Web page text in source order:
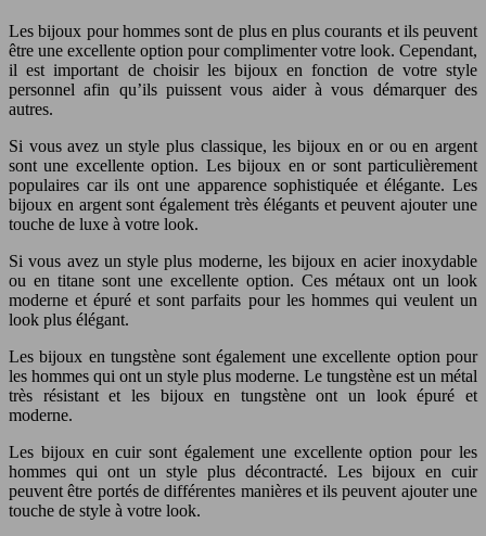
Les bijoux pour hommes sont de plus en plus courants et ils peuvent
être une excellente option pour complimenter votre look. Cependant,
il est important de choisir les bijoux en fonction de votre style
personnel afin qu’ils puissent vous aider à vous démarquer des
autres.
Si vous avez un style plus classique, les bijoux en or ou en argent
sont une excellente option. Les bijoux en or sont particulièrement
populaires car ils ont une apparence sophistiquée et élégante. Les
bijoux en argent sont également très élégants et peuvent ajouter une
touche de luxe à votre look.
Si vous avez un style plus moderne, les bijoux en acier inoxydable
ou en titane sont une excellente option. Ces métaux ont un look
moderne et épuré et sont parfaits pour les hommes qui veulent un
look plus élégant.
Les bijoux en tungstène sont également une excellente option pour
les hommes qui ont un style plus moderne. Le tungstène est un métal
très résistant et les bijoux en tungstène ont un look épuré et
moderne.
Les bijoux en cuir sont également une excellente option pour les
hommes qui ont un style plus décontracté. Les bijoux en cuir
peuvent être portés de différentes manières et ils peuvent ajouter une
touche de style à votre look.